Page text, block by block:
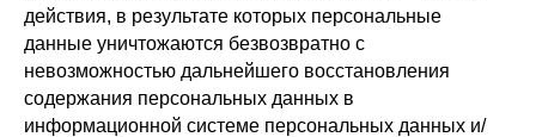
действия, в результате которых персональные
данные уничтожаются безвозвратно с
невозможностью дальнейшего восстановления
содержания персональных данных в
информационной системе персональных данных и/